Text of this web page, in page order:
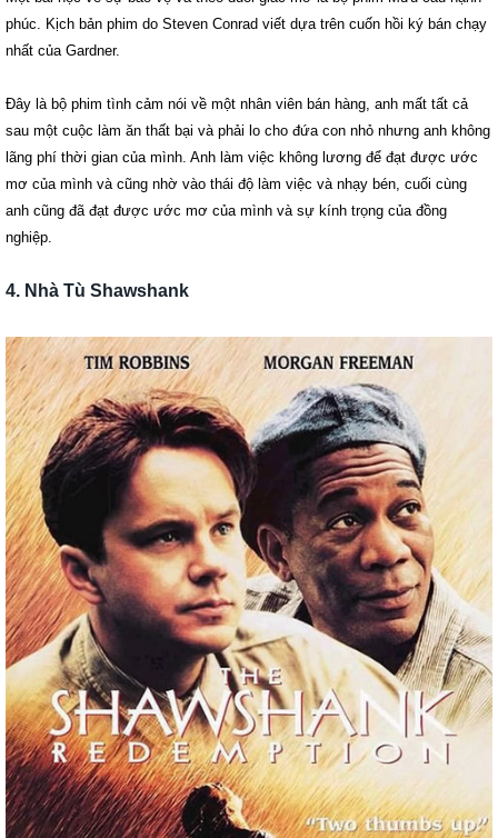
phúc. Kịch bản phim do Steven Conrad viết dựa trên cuốn hồi ký bán chạy
nhất của Gardner.
Đây là bộ phim tình cảm nói về một nhân viên bán hàng, anh mất tất cả
sau một cuộc làm ăn thất bại và phải lo cho đứa con nhỏ nhưng anh không
lãng phí thời gian của mình. Anh làm việc không lương để đạt được ước
mơ của mình và cũng nhờ vào thái độ làm việc và nhạy bén, cuối cùng
anh cũng đã đạt được ước mơ của mình và sự kính trọng của đồng
nghiệp.
4. Nhà Tù Shawshank